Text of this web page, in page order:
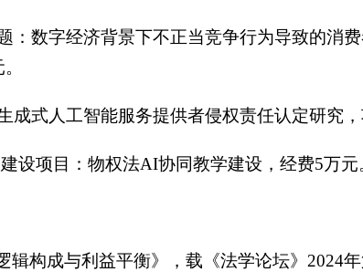
：数字经济背景下不正当竞争行为导致的消
成式人工智能服务提供者侵权责任认定研究，
设项目：物权法AI协同教学建设，经费5万元
辑构成与利益平衡》，载《法学论坛》2024